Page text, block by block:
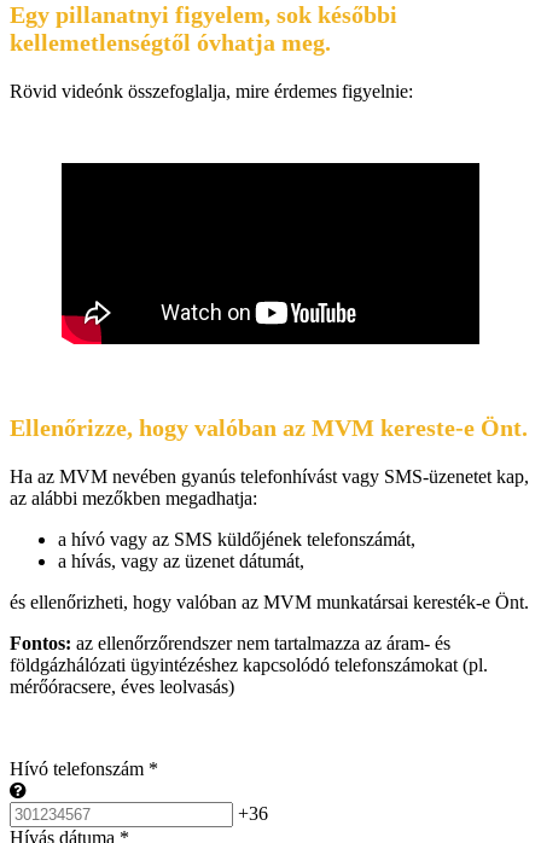
Egy pillanatnyi figyelem, sok későbbi
kellemetlenségtől óvhatja meg.
Rövid videónk összefoglalja, mire érdemes figyelnie:
Ellenőrizze, hogy valóban az MVM kereste-e Önt.
Ha az MVM nevében gyanús telefonhívást vagy SMS-üzenetet kap,
az alábbi mezőkben megadhatja:
a hívó vagy az SMS küldőjének telefonszámát,
a hívás, vagy az üzenet dátumát,
és ellenőrizheti, hogy valóban az MVM munkatársai keresték-e Önt.
Fontos: az ellenőrzőrendszer nem tartalmazza az áram- és
földgázhálózati ügyintézéshez kapcsolódó telefonszámokat (pl.
mérőóracsere, éves leolvasás)
Hívó telefonszám *
+36
Hívás dátuma *